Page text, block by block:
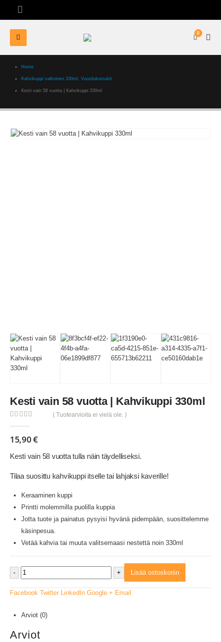
0
Home
Kahvikuppi valkoinen 330ml ,Vuosilukumukit
Kesti vain 58 vuotta | Kahvikuppi 330ml
Kesti vain 58 vuotta | Kahvikuppi 330ml
( Tuotearvioita ei vielä ole. )
15,90€
Kesti vain 58 vuotta tulla näin täydelliseksi.
Tilaa suosittu kahvikuppi itselle tai lahjaksi kaverille!
Keraaminen kuppi
Printti molemmilla puolilla kuppia
Jotta tuote ja painatus pysyisi hyvänä pidempään, suosittelemme
käsinpesua.
Vetää kahvia tai muuta valitsemaasi nestettä noin 330ml
- + Lisää ostoskoriin
Facebook Twitter LinkedIn Google + Email
Arviot (0)
Arviot